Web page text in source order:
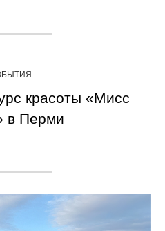
красоты «Мисс
в Перми